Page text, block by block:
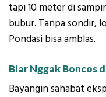
tapi 10 meter di
bubur. Tanpa sondir,
Pondasi bisa amblas.
Biar Nggak Boncos
Bayangin sahabat